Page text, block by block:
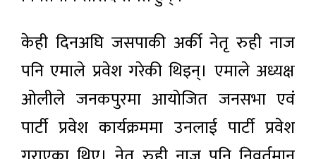
केही दिनअघि जसपाकी अर्की नेतृ रुही नाज
पनि एमाले प्रवेश गरेकी थिइन्। एमाले अध्यक्ष
ओलीले जनकपुरमा आयोजित जनसभा एवं
पार्टी प्रवेश कार्यक्रममा उनलाई पार्टी प्रवेश